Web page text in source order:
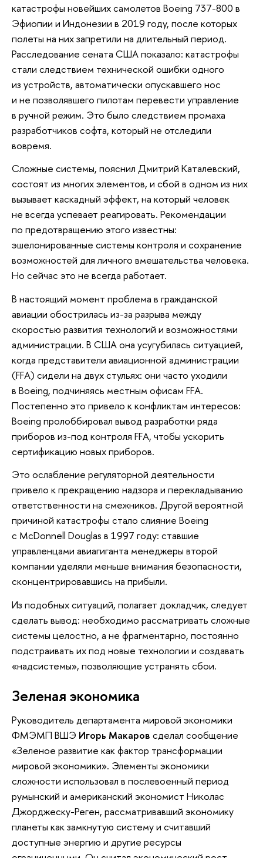
катастрофы новейших самолетов Boeing 737-800 в
Эфиопии и Индонезии в 2019 году, после которых
полеты на них запретили на длительный период.
Расследование сената США показало: катастрофы
стали следствием технической ошибки одного
из устройств, автоматически опускавшего нос
и не позволявшего пилотам перевести управление
в ручной режим. Это было следствием промаха
разработчиков софта, который не отследили
вовремя.
Сложные системы, пояснил Дмитрий Каталевский,
состоят из многих элементов, и сбой в одном из них
вызывает каскадный эффект, на который человек
не всегда успевает реагировать. Рекомендации
по предотвращению этого известны:
эшелонированные системы контроля и сохранение
возможностей для личного вмешательства человека.
Но сейчас это не всегда работает.
В настоящий момент проблема в гражданской
авиации обострилась из-за разрыва между
скоростью развития технологий и возможностями
администрации. В США она усугубилась ситуацией,
когда представители авиационной администрации
(FFA) сидели на двух стульях: они часто уходили
в Boeing, подчиняясь местным офисам FFA.
Постепенно это привело к конфликтам интересов:
Boeing пролоббировал вывод разработки ряда
приборов из-под контроля FFA, чтобы ускорить
сертификацию новых приборов.
Это ослабление регуляторной деятельности
привело к прекращению надзора и перекладыванию
ответственности на смежников. Другой вероятной
причиной катастрофы стало слияние Boeing
с McDonnell Douglas в 1997 году: ставшие
управленцами авиагиганта менеджеры второй
компании уделяли меньше внимания безопасности,
сконцентрировавшись на прибыли.
Из подобных ситуаций, полагает докладчик, следует
сделать вывод: необходимо рассматривать сложные
системы целостно, а не фрагментарно, постоянно
подстраивать их под новые технологии и создавать
«надсистемы», позволяющие устранять сбои.
Зеленая экономика
Руководитель департамента мировой экономики
ФМЭМП ВШЭ Игорь Макаров сделал сообщение
«Зеленое развитие как фактор трансформации
мировой экономики». Элементы экономики
сложности использовал в послевоенный период
румынский и американский экономист Николас
Джорджеску-Реген, рассматривавший экономику
планеты как замкнутую систему и считавший
доступные энергию и другие ресурсы